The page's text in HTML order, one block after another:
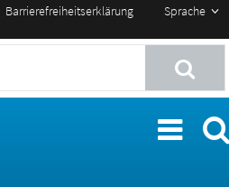
Sprache
Barrierefreiheitserklärung